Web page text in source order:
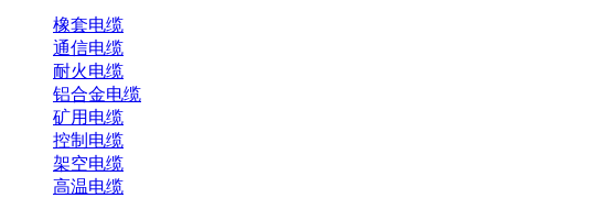
橡套电缆
通信电缆
耐火电缆
铝合金电缆
矿用电缆
控制电缆
架空电缆
高温电缆